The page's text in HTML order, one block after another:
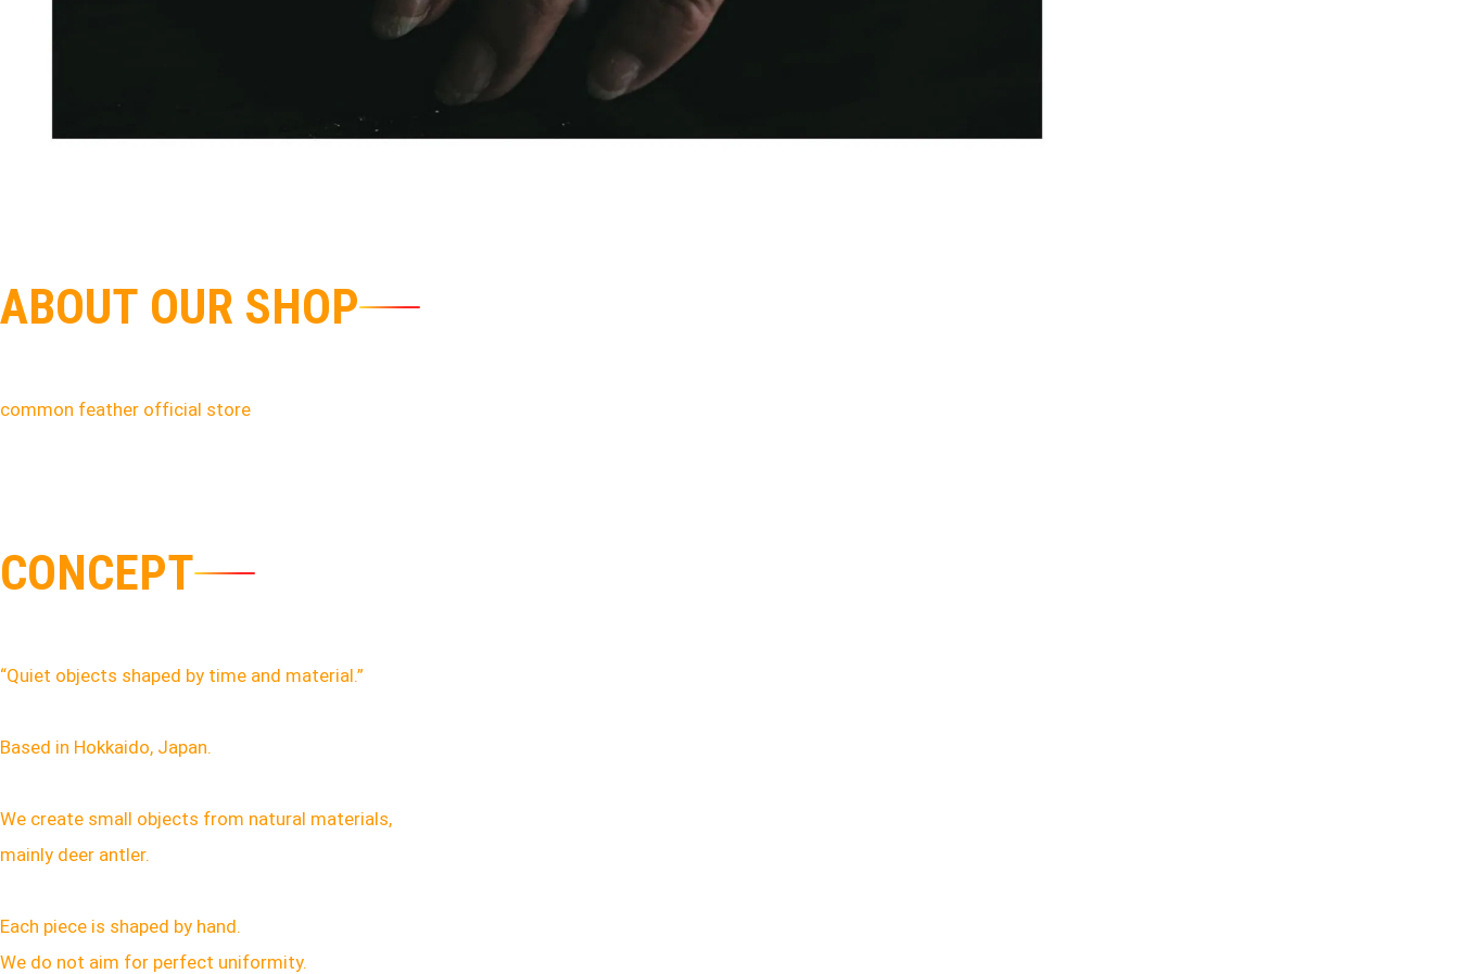
ABOUT OUR SHOP
common feather official store
CONCEPT
“Quiet objects shaped by time and material.”
Based in Hokkaido, Japan.
We create small objects from natural materials,
mainly deer antler.
Each piece is shaped by hand.
We do not aim for perfect uniformity.